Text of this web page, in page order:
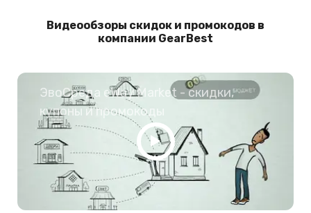
Видеообзоры скидок и промокодов в
компании GearBest
ЭвоСреда eWay Market - скидки,
купоны и промокоды